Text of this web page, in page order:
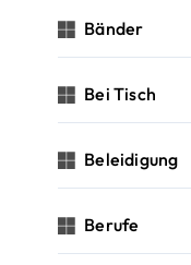
Bänder
Bei Tisch
Beleidigung
Berufe